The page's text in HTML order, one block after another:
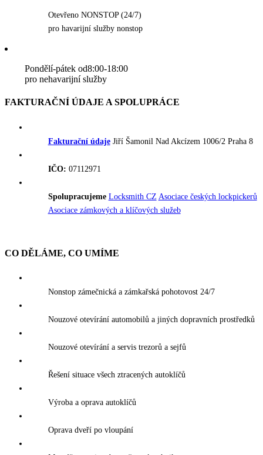
Otevřeno NONSTOP (24/7)
pro havarijní služby nonstop
Pondělí-pátek od8:00-18:00
pro nehavarijní služby
FAKTURAČNÍ ÚDAJE A SPOLUPRÁCE
Fakturační údajeJiří Šamonil Nad Akcízem 1006/2 Praha 8
IČO: 07112971
Spolupracujeme Locksmith CZ Asociace českých lockpickerů
Asociace zámkových a klíčových služeb
CO DĚLÁME, CO UMÍME
Nonstop zámečnická a zámkařská pohotovost 24/7
Nouzové otevírání automobilů a jiných dopravních prostředků
Nouzové otevírání a servis trezorů a sejfů
Řešení situace všech ztracených autoklíčů
Výroba a oprava autoklíčů
Oprava dveří po vloupání